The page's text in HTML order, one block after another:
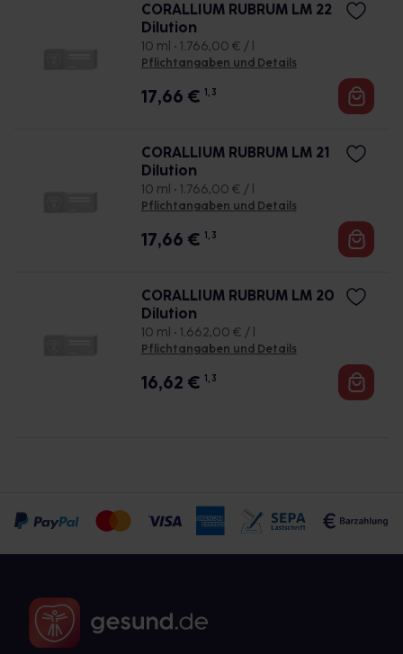
CORALLIUM RUBRUM LM 22
Dilution
10 ml • 1.766,00 € / l
Pflichtangaben und Details
17,66 € 1, 3
CORALLIUM RUBRUM LM 21
Dilution
10 ml • 1.766,00 € / l
Pflichtangaben und Details
17,66 € 1, 3
CORALLIUM RUBRUM LM 20
Dilution
10 ml • 1.662,00 € / l
Pflichtangaben und Details
16,62 € 1, 3